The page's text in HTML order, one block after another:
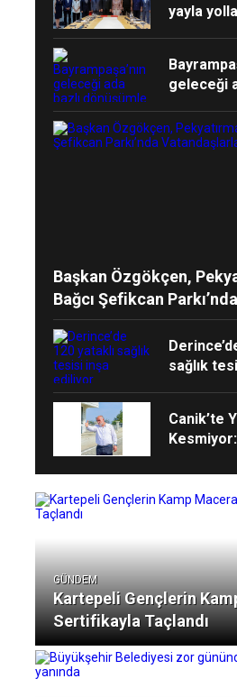
yayla
geleceği
Başkan Özgökçen,
Bağcı Şefikcan Parkı’nda
Vatandaşlarla Bir Araya
sağlık
Canik’te
GÜNDEM
Kartepeli Gençlerin
Sertifikayla Taçlandı